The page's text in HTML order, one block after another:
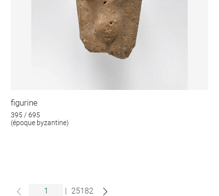
figurine
395 / 695
(époque byzantine)
| 25182